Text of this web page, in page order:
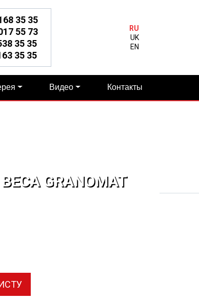
35 35
55 73
35 35
35 35
RU
UK
EN
Видео Контакты
GRANOMAT